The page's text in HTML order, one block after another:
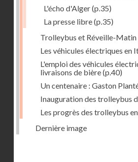
L'écho d'Alger(p.35)
La presse libre(p.35)
Trolleybus et Réveille-Matin
Les véhicules électriques en
L'emploi des véhicules
livraisons de bière(p.40)
Un centenaire : Gaston
Inauguration des trolleybus
Les progrès des trolleybus
Dernière image